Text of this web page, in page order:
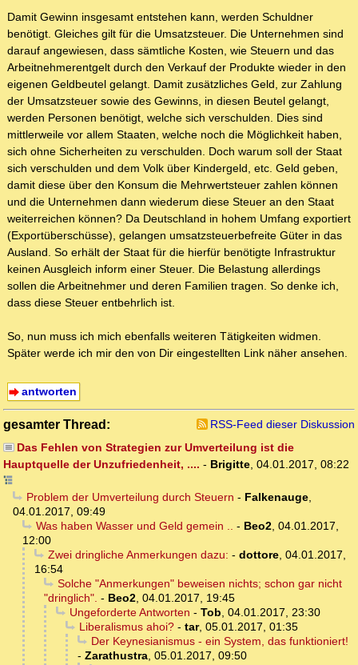
Damit Gewinn insgesamt entstehen kann, werden Schuldner
benötigt. Gleiches gilt für die Umsatzsteuer. Die Unternehmen sind
darauf angewiesen, dass sämtliche Kosten, wie Steuern und das
Arbeitnehmerentgelt durch den Verkauf der Produkte wieder in den
eigenen Geldbeutel gelangt. Damit zusätzliches Geld, zur Zahlung
der Umsatzsteuer sowie des Gewinns, in diesen Beutel gelangt,
werden Personen benötigt, welche sich verschulden. Dies sind
mittlerweile vor allem Staaten, welche noch die Möglichkeit haben,
sich ohne Sicherheiten zu verschulden. Doch warum soll der Staat
sich verschulden und dem Volk über Kindergeld, etc. Geld geben,
damit diese über den Konsum die Mehrwertsteuer zahlen können
und die Unternehmen dann wiederum diese Steuer an den Staat
weiterreichen können? Da Deutschland in hohem Umfang exportiert
(Exportüberschüsse), gelangen umsatzsteuerbefreite Güter in das
Ausland. So erhält der Staat für die hierfür benötigte Infrastruktur
keinen Ausgleich inform einer Steuer. Die Belastung allerdings
sollen die Arbeitnehmer und deren Familien tragen. So denke ich,
dass diese Steuer entbehrlich ist.
So, nun muss ich mich ebenfalls weiteren Tätigkeiten widmen.
Später werde ich mir den von Dir eingestellten Link näher ansehen.
antworten
gesamter Thread:
RSS-Feed dieser Diskussion
Das Fehlen von Strategien zur Umverteilung ist die
Hauptquelle der Unzufriedenheit, .... - Brigitte, 04.01.2017, 08:22
Problem der Umverteilung durch Steuern - Falkenauge,
04.01.2017, 09:49
Was haben Wasser und Geld gemein .. - Beo2, 04.01.2017,
12:00
Zwei dringliche Anmerkungen dazu: - dottore, 04.01.2017,
16:54
Solche "Anmerkungen" beweisen nichts; schon gar nicht
"dringlich". - Beo2, 04.01.2017, 19:45
Ungeforderte Antworten - Tob, 04.01.2017, 23:30
Liberalismus ahoi?- tar, 05.01.2017, 01:35
Der Keynesianismus - ein System, das funktioniert!
- Zarathustra, 05.01.2017, 09:50